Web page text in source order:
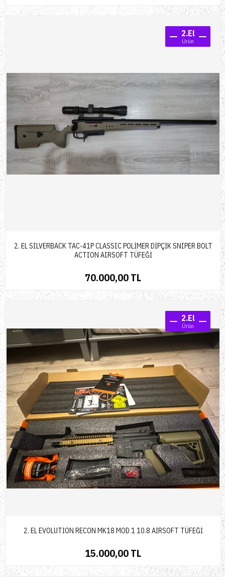
2.El
Ürün
2. EL SILVERBACK TAC-41P CLASSIC POLİMER DİPÇİK SNIPER BOLT
ACTION AIRSOFT TÜFEĞİ
70.000,00 TL
2.El
Ürün
2. EL EVOLUTİON RECON MK18 MOD 1 10.8 AİRSOFT TÜFEĞİ
15.000,00 TL